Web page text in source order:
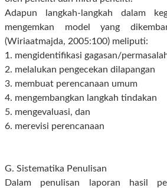
Adapun langkah-langkah dalam
mengemkan model yang
(Wiriaatmajda, 2005:100) meliputi:
1. mengidentifikasi gagasan/
2. melalukan pengecekan dilapangan
3. membuat perencanaan umum
4. mengembangkan langkah tindakan
5. mengevaluasi, dan
6. merevisi perencanaan
G. Sistematika Penulisan
Dalam penulisan laporan hasil